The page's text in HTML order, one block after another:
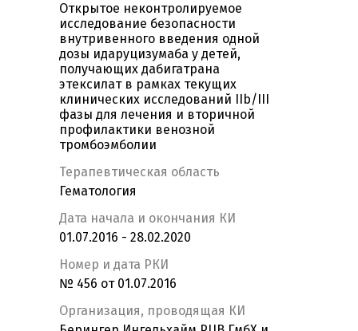
Открытое неконтролируемое
исследование безопасности
внутривенного введения одной
дозы идаруцизумаба у детей,
получающих дабигатрана
этексилат в рамках текущих
клинических исследований IIb/III
фазы для лечения и вторичной
профилактики венозной
тромбоэмболии
Терапевтическая область
Гематология
Дата начала и окончания КИ
01.07.2016 - 28.02.2020
Номер и дата РКИ
№ 456 от 01.07.2016
Организация, проводящая КИ